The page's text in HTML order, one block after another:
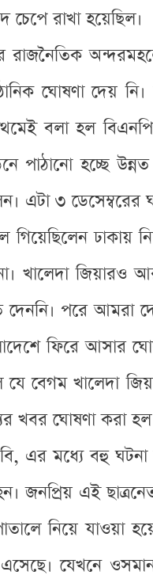
রাখা হয়েছিল।
রাজনৈতিক
ঘোষণা দেয়
বলা হল
পাঠানো হচ্ছে
এটা ৩
গিয়েছিলেন
খালেদা জিয়ারও
পরে আমরা
ফিরে আসার
যে বেগম খালেদা
খবর ঘোষণা করা
এর মধ্যে বহু
জনপ্রিয় এই
নিয়ে যাওয়া
এসেছে। যেখনে